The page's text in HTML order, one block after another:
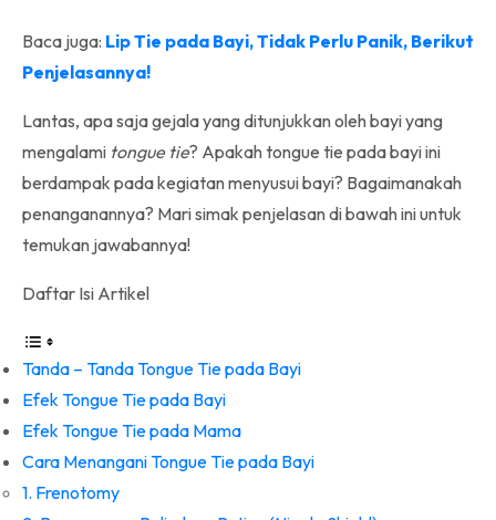
Baca juga: Lip Tie pada Bayi, Tidak Perlu Panik, Berikut
Penjelasannya!
Lantas, apa saja gejala yang ditunjukkan oleh bayi yang
mengalami tongue tie? Apakah tongue tie pada bayi ini
berdampak pada kegiatan menyusui bayi? Bagaimanakah
penanganannya? Mari simak penjelasan di bawah ini untuk
temukan jawabannya!
Daftar Isi Artikel
Tanda – Tanda Tongue Tie pada Bayi
Efek Tongue Tie pada Bayi
Efek Tongue Tie pada Mama
Cara Menangani Tongue Tie pada Bayi
1. Frenotomy